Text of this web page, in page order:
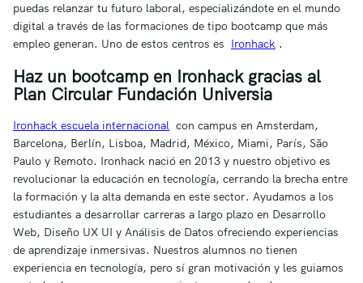
puedas relanzar tu futuro laboral, especializándote en el mundo
digital a través de las formaciones de tipo bootcamp que más
empleo generan. Uno de estos centros es Ironhack .
Haz un bootcamp en Ironhack gracias al
Plan Circular Fundación Universia
Ironhack escuela internacional con campus en Amsterdam,
Barcelona, ​​Berlín, Lisboa, Madrid, México, Miami, París, São
Paulo y Remoto. Ironhack nació en 2013 y nuestro objetivo es
revolucionar la educación en tecnología, cerrando la brecha entre
la formación y la alta demanda en este sector. Ayudamos a los
estudiantes a desarrollar carreras a largo plazo en Desarrollo
Web, Diseño UX UI y Análisis de Datos ofreciendo experiencias
de aprendizaje inmersivas. Nuestros alumnos no tienen
experiencia en tecnología, pero sí gran motivación y les guiamos